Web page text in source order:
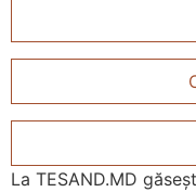
La TESAND.MD